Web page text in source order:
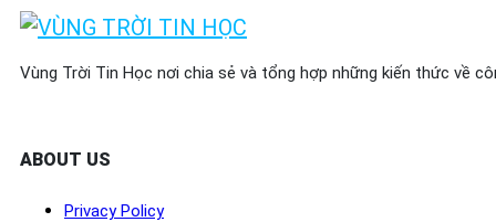
Vùng Trời Tin Học nơi chia sẻ và tổng hợp những kiến thức về
ABOUT US
Privacy Policy